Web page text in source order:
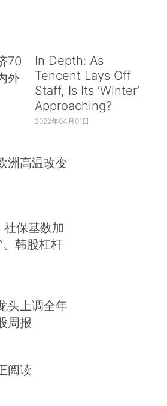
70
外
In Depth: As
Tencent Lays Off
Staff, Is Its ‘Winter’
Approaching?
2022年04月01日
洲高温改变
保基数加
、韩股杠杆
头上调全年
周报
阅读